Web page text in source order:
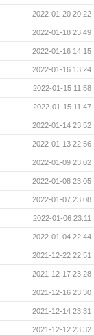
2022-01-20 20:22
2022-01-18 23:49
2022-01-16 14:15
2022-01-16 13:24
2022-01-15 11:58
2022-01-15 11:47
2022-01-14 23:52
2022-01-13 22:56
2022-01-09 23:02
2022-01-08 23:05
2022-01-07 23:08
2022-01-06 23:11
2022-01-04 22:44
2021-12-22 22:51
2021-12-17 23:28
2021-12-16 23:30
2021-12-14 23:31
2021-12-12 23:32